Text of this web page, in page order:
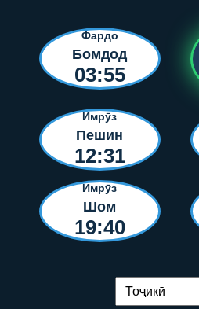
Фардо
Бомдод
03:55
Имрӯз
Пешин
12:31
Имрӯз
Шом
19:40
Иваз кардани